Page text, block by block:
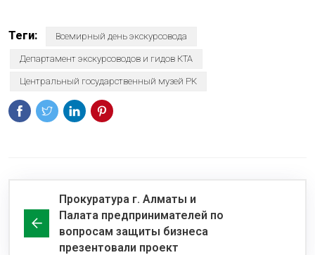
Теги: Всемирный день экскурсовода
Департамент экскурсоводов и гидов КТА
Центральный государственный музей РК
Прокуратура г. Алматы и
Палата предпринимателей по
вопросам защиты бизнеса
презентовали проект